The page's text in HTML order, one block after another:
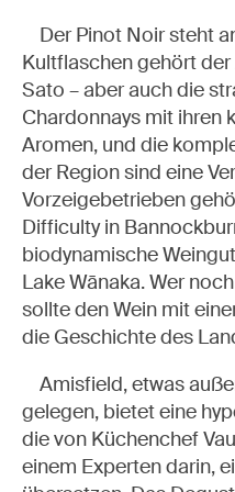
Der Pinot Noir steht
Kultflaschen gehört
Sato – aber auch die
Chardonnays mit ihren
Aromen, und die
der Region sind eine
Vorzeigebetrieben
Difficulty in
biodynamische
Lake Wānaka. Wer
sollte den Wein mit
die Geschichte des
Amisfield, etwas
gelegen, bietet eine
die von Küchenchef
einem Experten darin,